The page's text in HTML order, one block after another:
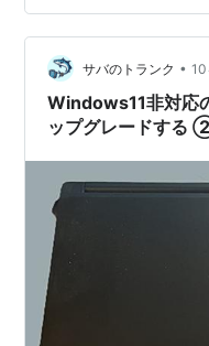
表示している）
の方が見に来てくれて
Windows11にアップグ
サバのトランク •
Windows11非対応
ップグレードする